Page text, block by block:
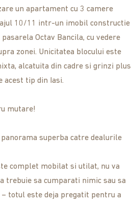
un apartament cu 3 camere
10/11 intr-un imobil constructie
Octav Bancila, cu vedere
zonei. Unicitatea blocului este
alcatuita din cadre si grinzi plus
acest tip din Iasi.
mutare!
superba catre dealurile
complet mobilat si utilat, nu va
trebuie sa cumparati nimic sau sa
totul este deja pregatit pentru a